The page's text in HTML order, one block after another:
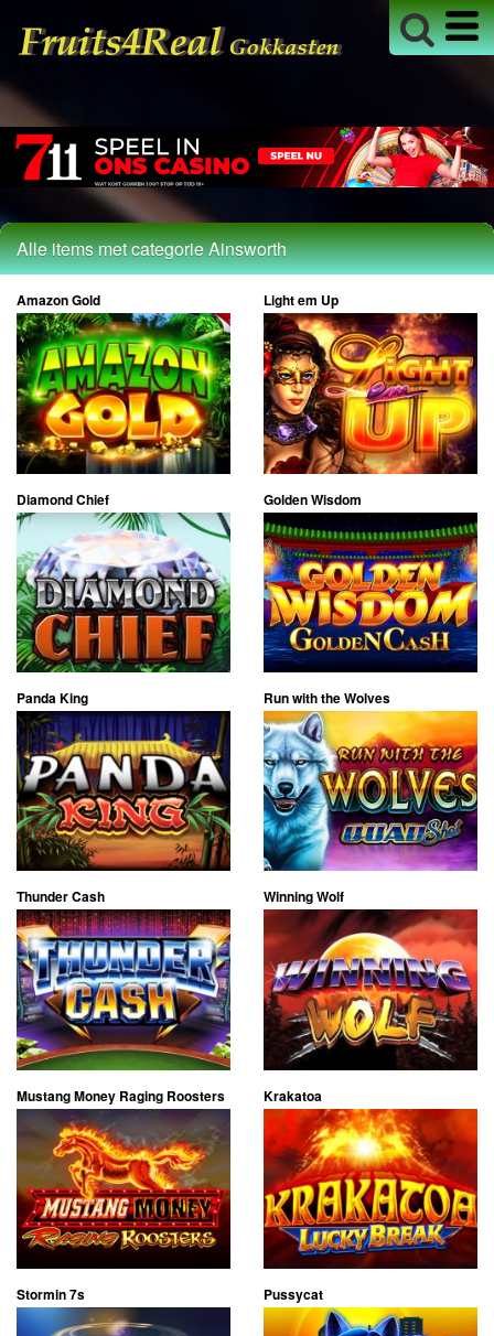
Alle items met categorie Ainsworth
Amazon Gold Light em Up
Diamond Chief Golden Wisdom
Panda King Run with the Wolves
Thunder Cash Winning Wolf
Mustang Money Raging Roosters Krakatoa
Stormin 7s Pussycat